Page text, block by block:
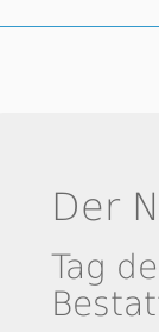
Der
Tag